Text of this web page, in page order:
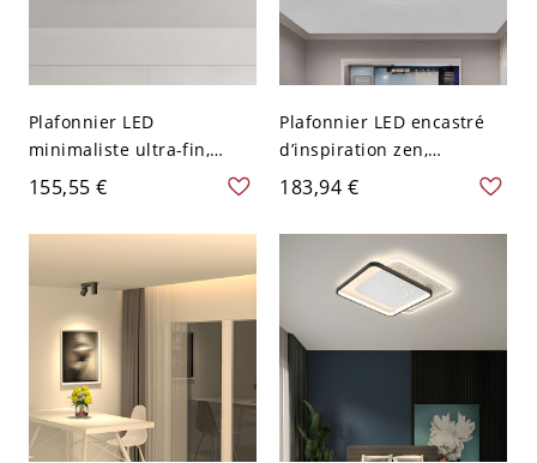
Plafonnier LED
minimaliste ultra-fin,
luminaire rond extra-plat
- 110 V-120 V 78,74 cm
Blanc
155,55 €
Plafonnier LED encastré
d’inspiration zen,
diffuseur artistique
paysage à l’encre avec
cadre en métal noir - 110
V-120 V 50,8 cm Rond
183,94 €